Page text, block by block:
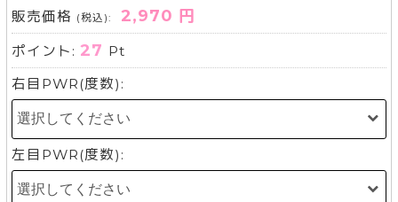
販売価格 (税込): 2,970 円
ポイント: 27 Pt
右目PWR(度数):
左目PWR(度数):